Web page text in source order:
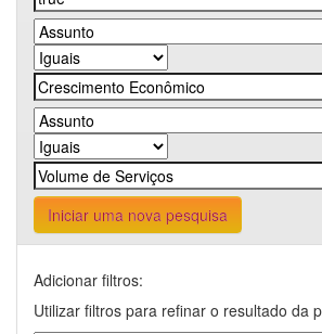
Iniciar uma nova pesquisa
Adicionar filtros:
Utilizar filtros para refinar o resultado da